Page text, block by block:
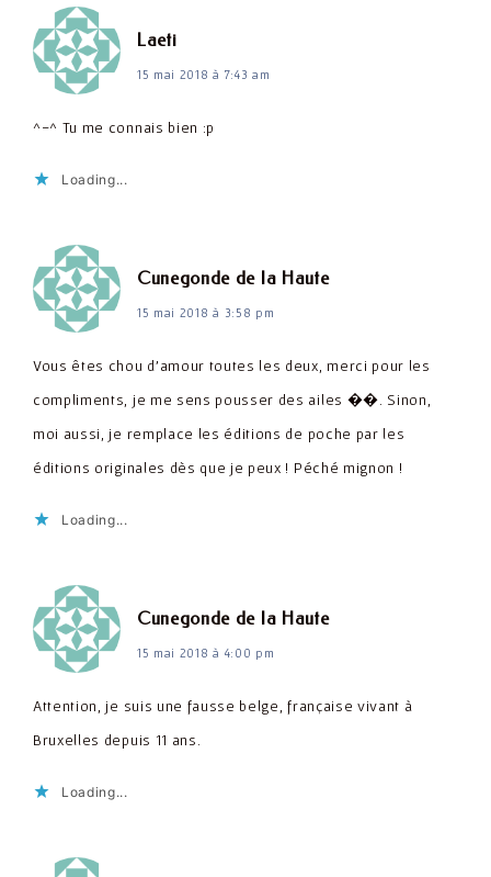
Laetidit :
15 mai 2018 à 7:43 am
^-^ Tu me connais bien :p
Loading...
Cunegonde de la Hautedit :
15 mai 2018 à 3:58 pm
Vous êtes chou d'amour toutes les deux, merci pour les
compliments, je me sens pousser des ailes ��. Sinon,
moi aussi, je remplace les éditions de poche par les
éditions originales dès que je peux ! Péché mignon !
Loading...
Cunegonde de la Hautedit :
15 mai 2018 à 4:00 pm
Attention, je suis une fausse belge, française vivant à
Bruxelles depuis 11 ans.
Loading...